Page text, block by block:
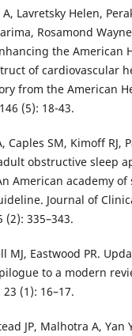
Lavretsky Helen,
Rosamond
the American
of cardiovascular
from the American
(5): 18-43.
Caples SM, Kimoff RJ,
obstructive sleep
American academy
Journal of
(2): 335–343.
MJ, Eastwood PR.
to a modern
(1): 16–17.
JP, Malhotra A, Yan